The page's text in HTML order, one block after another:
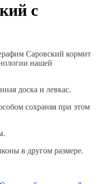
с
Саровский кормит
нашей
доска и левкас.
сохраняя при этом
в другом размере.